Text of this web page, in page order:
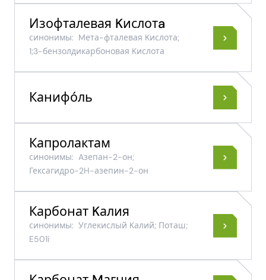
Изофталевая Kислотa
синонимы: Mета-фталевая Kислота;
1;3-бензолдикарбоновая Kислота
Канифо́ль
Капролактам
синонимы: Aзепан-​2-​он;
Гексагидро-2H-азепин-2-он
Карбонат Kалия
синонимы: Углекислый Kалий; Поташ;
E501i